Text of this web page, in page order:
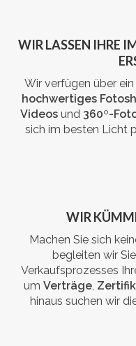
WIR LASSEN IHRE
Wir verfügen über
hochwertiges
Videos und 360º-
sich im besten Licht
WIR
Machen Sie sich
begleiten wir
Verkaufsprozesses
um Verträge,
hinaus suchen wir